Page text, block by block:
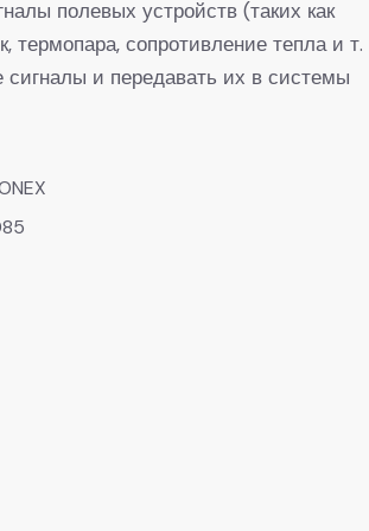
полевых устройств (таких как
термопара, сопротивление тепла и т.
и передавать их в системы